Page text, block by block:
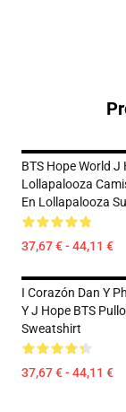
BTS Hope World J
Lollapalooza
En Lollapalooza
37,67 € - 44,11 €
I Corazón Dan Y
Y J Hope BTS
Sweatshirt
37,67 € - 44,11 €